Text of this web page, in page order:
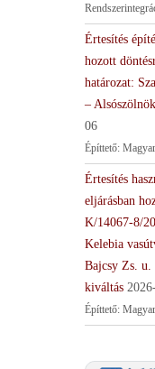
Értesítés
hozott
határozat:
–
06
Építtető:
Értesítés
eljárásban
K/14067-8/
Kelebia
Bajcsy Zs. u.
kiváltás
Építtető: